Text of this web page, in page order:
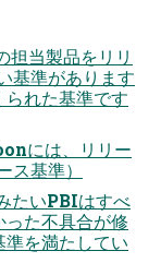
当製品をリリ
基準があります
られた基準です
には、リリー
基準）
たいPBIはすべ
った不具合が修
準を満たしてい